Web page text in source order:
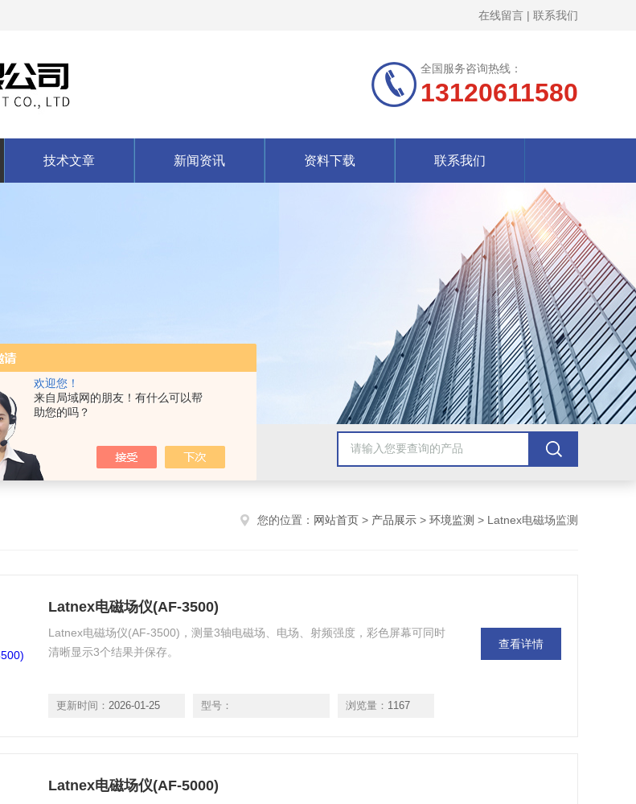
欢迎您！
来自局域网的朋友！有什么可以帮
助您的吗？
在线留言 | 联系我们
全国服务咨询热线：
13120611580
技术文章 新闻资讯 资料下载 联系我们
您的位置： 网站首页 > 产品展示 > 环境监测 > Latnex电磁场监测
Latnex电磁场仪(AF-3500)
Latnex电磁场仪(AF-3500)，测量3轴电磁场、电场、射频强度，彩色屏幕可同时
清晰显示3个结果并保存。
更新时间： 2026-01-25 型号： 浏览量： 1167
查看详情
Latnex电磁场仪(AF-5000)